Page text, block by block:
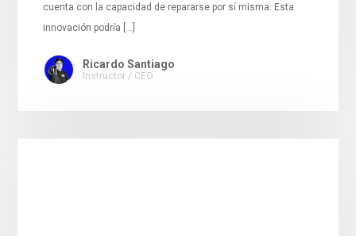
cuenta con la capacidad de repararse por sí misma. Esta
innovación podría […]
Ricardo Santiago
Instructor / CEO